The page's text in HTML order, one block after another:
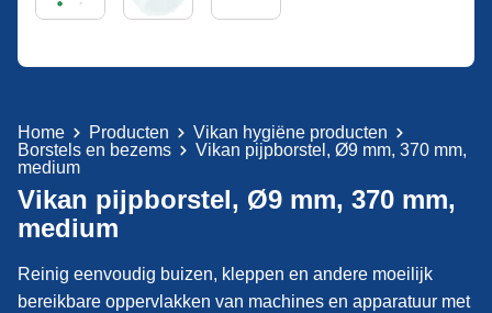
Home Producten
Vikan hygiëne producten
Borstels en bezems
Vikan pijpborstel, Ø9 mm, 370 mm,
medium
Vikan pijpborstel, Ø9 mm, 370 mm,
medium
Reinig eenvoudig buizen, kleppen en andere moeilijk
bereikbare oppervlakken van machines en apparatuur met